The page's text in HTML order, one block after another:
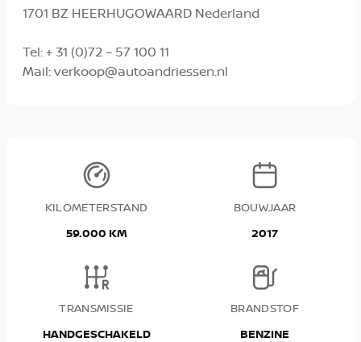
1701 BZ HEERHUGOWAARD Nederland
Tel:+ 31 (0)72 – 57 100 11
Mail:verkoop@autoandriessen.nl
KILOMETERSTAND
59.000 KM
BOUWJAAR
2017
TRANSMISSIE
HANDGESCHAKELD
BRANDSTOF
BENZINE